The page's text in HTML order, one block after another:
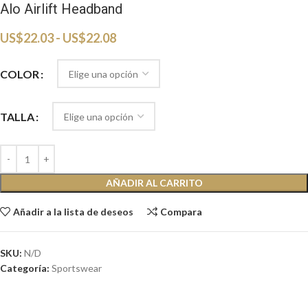
Alo Airlift Headband
US$22.03- US$22.08
COLOR
TALLA
AÑADIR AL CARRITO
Añadir a la lista de deseos Compara
SKU: N/D
Categoría: Sportswear